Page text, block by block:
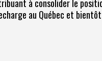
à consolider le
au Québec et